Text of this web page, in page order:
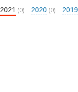
2021 (0) 2020 (0) 2019